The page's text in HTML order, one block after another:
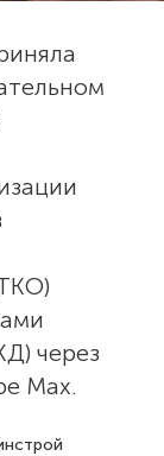
через
Max.